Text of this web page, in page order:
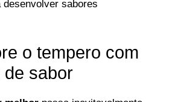
desenvolver sabores
o tempero com
de sabor